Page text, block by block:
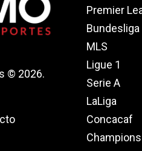
© 2026.
Premier
Bundesliga
MLS
Ligue 1
Serie A
LaLiga
Concacaf